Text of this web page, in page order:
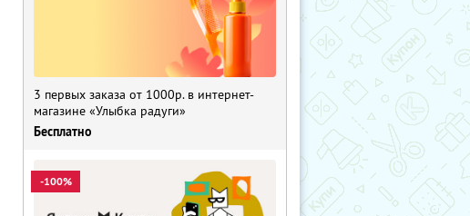
3 первых заказа от 1000р. в интернет-
магазине «Улыбка радуги»
Бесплатно
-100%